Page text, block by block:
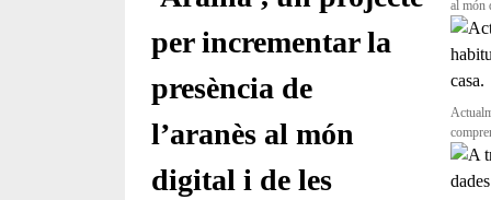
per incrementar la
presència de
l’aranès al món
digital i de les
al món